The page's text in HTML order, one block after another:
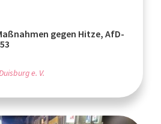
gegen Hitze, AfD-
e. V.